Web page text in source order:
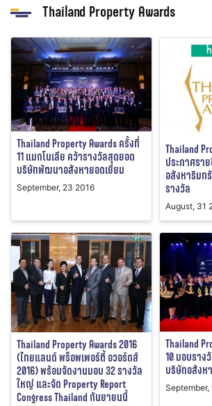
Thailand Property Awards
Thailand Property Awards ครั้งที่
11 แมกโนเลีย คว้ารางวัลสุดยอด
บริษัทพัฒนาอสังหายอดเยี่ยม
September, 23 2016
Thailand
ประกาศรา
อสังหาริมท
รางวัล
August, 31
Thailand Property Awards 2016
(ไทยแลนด์ พร็อพเพอร์ตี้ อวอร์ดส์
2016) พร้อมจัดงานมอบ 32 รางวัล
ใหญ่ และจัด Property Report
Congress Thailand กันยายนนี้
Thailand
10 มอบราง
บริษัทอสังห
September,